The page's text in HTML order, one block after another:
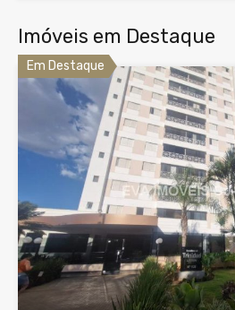
Imóveis em Destaque
Em Destaque